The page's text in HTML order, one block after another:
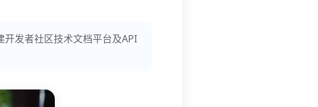
发者社区技术文档平台及API